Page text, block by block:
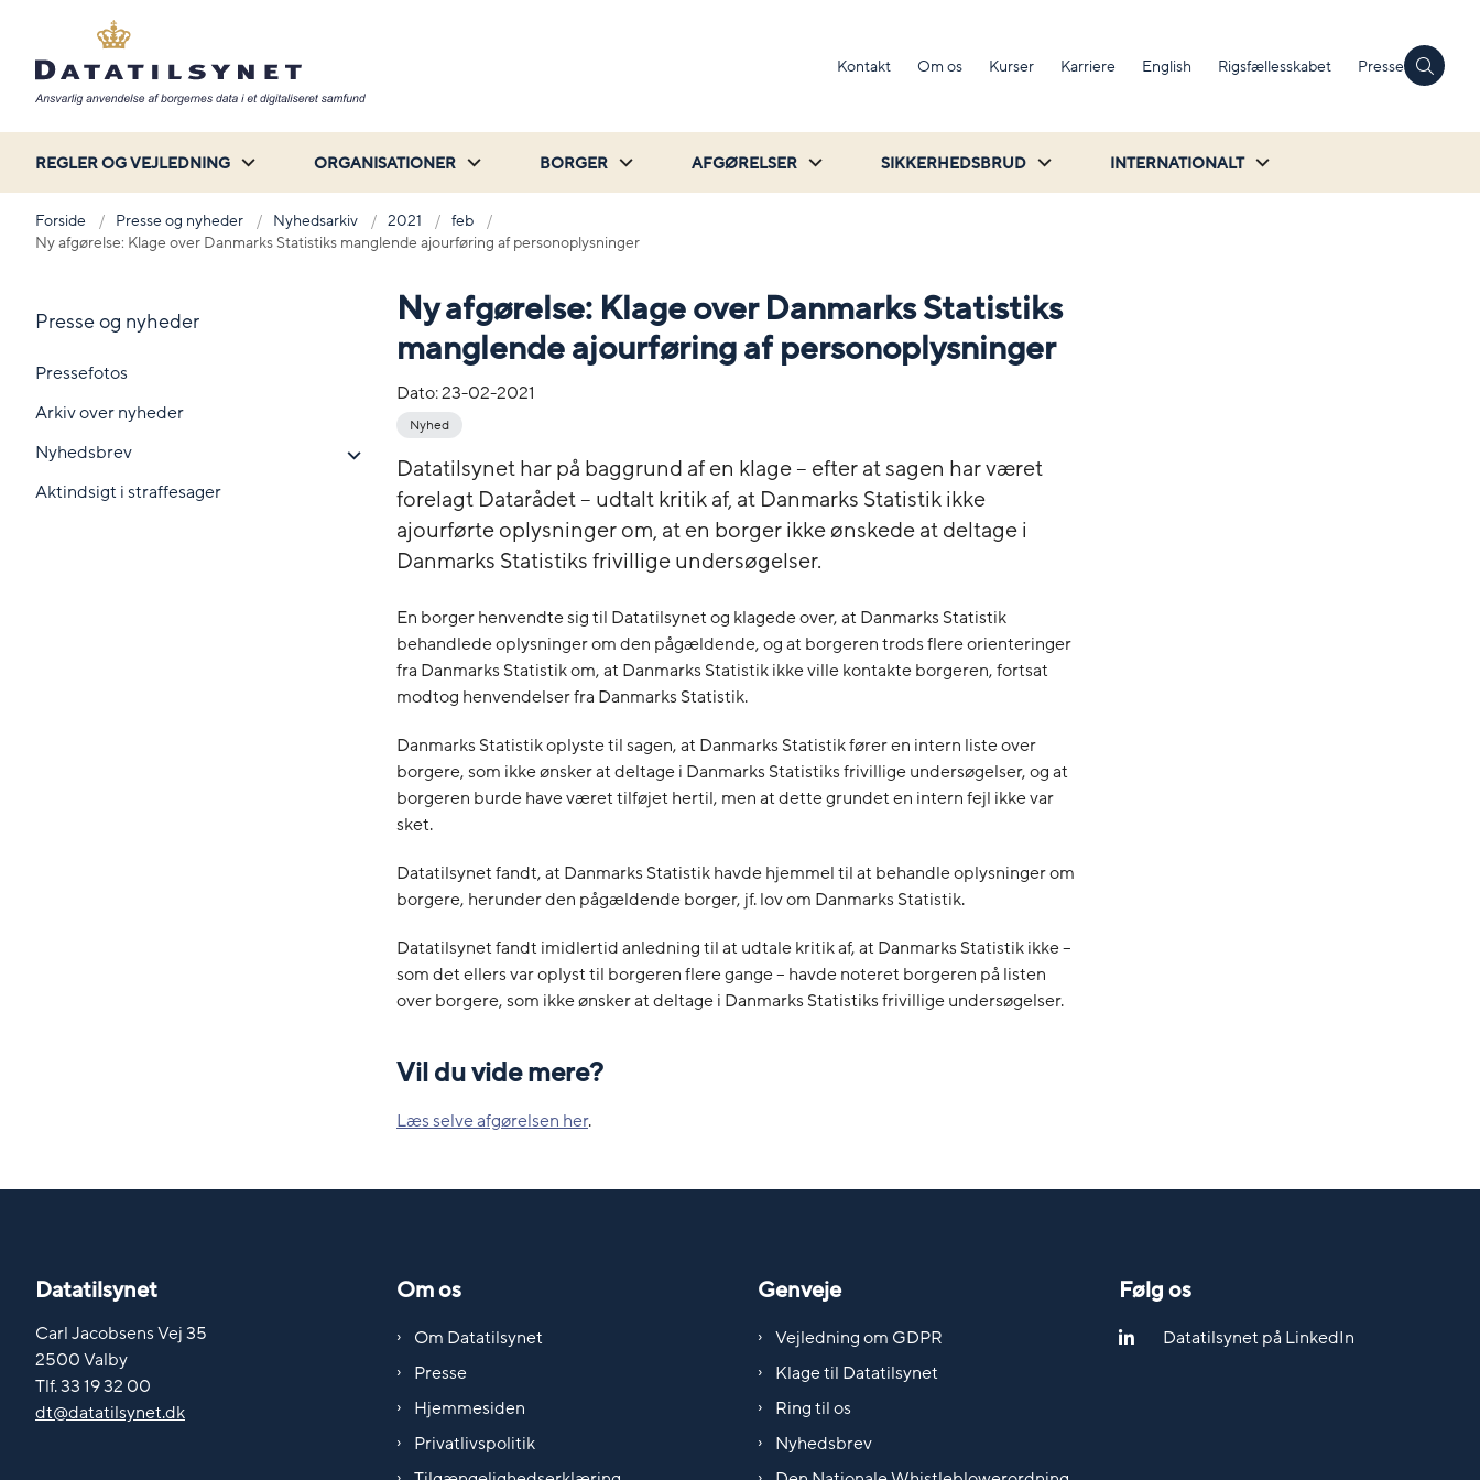
Kontakt Om os Kurser Karriere English Rigsfællesskabet Presse
REGLER OG VEJLEDNING ORGANISATIONER BORGER AFGØRELSER SIKKERHEDSBRUD INTERNATIONALT
Forside Presse og nyheder Nyhedsarkiv 2021
feb
Ny afgørelse: Klage over Danmarks Statistiks manglende ajourføring af personoplysninger
Presse og nyheder
Pressefotos
Arkiv over nyheder
Nyhedsbrev
Aktindsigt i straffesager
Ny afgørelse: Klage over Danmarks Statistiks
manglende ajourføring af personoplysninger
Dato:23-02-2021
Nyhed
Datatilsynet har på baggrund af en klage – efter at sagen har været
forelagt Datarådet – udtalt kritik af, at Danmarks Statistik ikke
ajourførte oplysninger om, at en borger ikke ønskede at deltage i
Danmarks Statistiks frivillige undersøgelser.
En borger henvendte sig til Datatilsynet og klagede over, at Danmarks Statistik
behandlede oplysninger om den pågældende, og at borgeren trods flere orienteringer
fra Danmarks Statistik om, at Danmarks Statistik ikke ville kontakte borgeren, fortsat
modtog henvendelser fra Danmarks Statistik.
Danmarks Statistik oplyste til sagen, at Danmarks Statistik fører en intern liste over
borgere, som ikke ønsker at deltage i Danmarks Statistiks frivillige undersøgelser, og at
borgeren burde have været tilføjet hertil, men at dette grundet en intern fejl ikke var
sket.
Datatilsynet fandt, at Danmarks Statistik havde hjemmel til at behandle oplysninger om
borgere, herunder den pågældende borger, jf. lov om Danmarks Statistik.
Datatilsynet fandt imidlertid anledning til at udtale kritik af, at Danmarks Statistik ikke –
som det ellers var oplyst til borgeren flere gange – havde noteret borgeren på listen
over borgere, som ikke ønsker at deltage i Danmarks Statistiks frivillige undersøgelser.
Vil du vide mere?
Læs selve afgørelsen her.
Datatilsynet
Carl Jacobsens Vej 35
2500 Valby
Tlf. 33 19 32 00
dt@datatilsynet.dk
Om os
Om Datatilsynet
Presse
Hjemmesiden
Privatlivspolitik
Genveje
Vejledning om GDPR
Klage til Datatilsynet
Ring til os
Nyhedsbrev
Følg os
Datatilsynet på LinkedIn